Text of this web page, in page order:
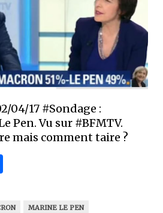
04/17 #Sondage :
Pen. Vu sur #BFMTV.
mais comment taire ?
MARINE LE PEN